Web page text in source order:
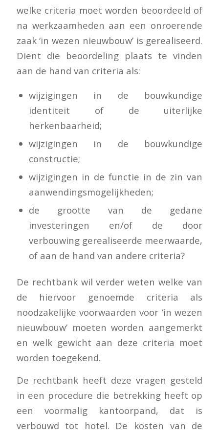
welke criteria moet worden beoordeeld of
na werkzaamheden aan een onroerende
zaak ‘in wezen nieuwbouw’ is gerealiseerd.
Dient die beoordeling plaats te vinden
aan de hand van criteria als:
wijzigingen in de bouwkundige
identiteit of de uiterlijke
herkenbaarheid;
wijzigingen in de bouwkundige
constructie;
wijzigingen in de functie in de zin van
aanwendingsmogelijkheden;
de grootte van de gedane
investeringen en/of de door
verbouwing gerealiseerde meerwaarde,
of aan de hand van andere criteria?
De rechtbank wil verder weten welke van
de hiervoor genoemde criteria als
noodzakelijke voorwaarden voor ‘in wezen
nieuwbouw’ moeten worden aangemerkt
en welk gewicht aan deze criteria moet
worden toegekend.
De rechtbank heeft deze vragen gesteld
in een procedure die betrekking heeft op
een voormalig kantoorpand, dat is
verbouwd tot hotel. De kosten van de